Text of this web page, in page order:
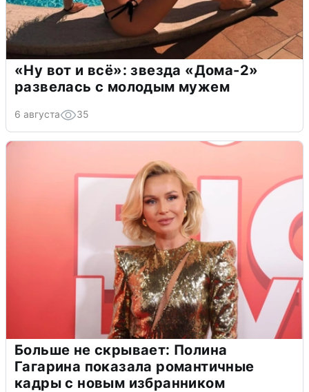
«Ну вот и всё»: звезда «Дома-2»
развелась с молодым мужем
6 августа 35
Больше не скрывает: Полина
Гагарина показала романтичные
кадры с новым избранником